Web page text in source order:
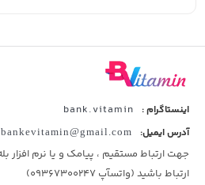
اینستاگرام : bank.vitamin
آدرس ایمیل: bankevitamin@gmail.com
ارتباط باشید (واتسآپ 09367300247)